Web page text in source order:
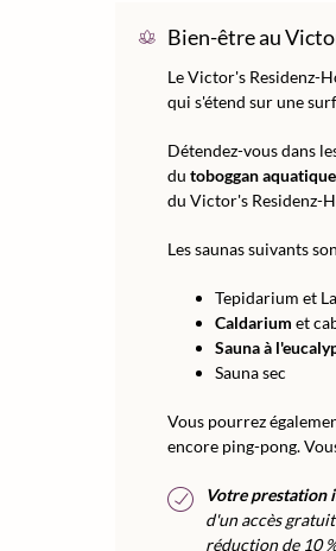
Bien-être au
Le Victor's Residenz-
qui s'étend sur une
Détendez-vous dans
du toboggan
du Victor's Residenz-
Les saunas suivants
Tepidarium et
Caldarium et
Sauna à
Sauna sec
Vous pourrez
encore ping-pong.
Votre prestation
d'un accès
réduction de 10